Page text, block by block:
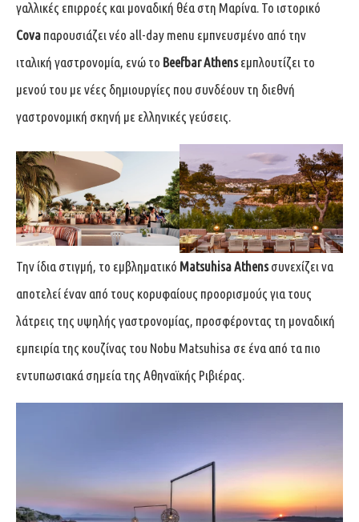
γαλλικές επιρροές και μοναδική θέα στη Μαρίνα. Το ιστορικό
Cova παρουσιάζει νέο all-day menu εμπνευσμένο από την
ιταλική γαστρονομία, ενώ το Beefbar Athensεμπλουτίζει το
μενού του με νέες δημιουργίες που συνδέουν τη διεθνή
γαστρονομική σκηνή με ελληνικές γεύσεις.
Την ίδια στιγμή, το εμβληματικό Matsuhisa Athensσυνεχίζει να
αποτελεί έναν από τους κορυφαίους προορισμούς για τους
λάτρεις της υψηλής γαστρονομίας, προσφέροντας τη μοναδική
εμπειρία της κουζίνας του Nobu Matsuhisa σε ένα από τα πιο
εντυπωσιακά σημεία της Αθηναϊκής Ριβιέρας.